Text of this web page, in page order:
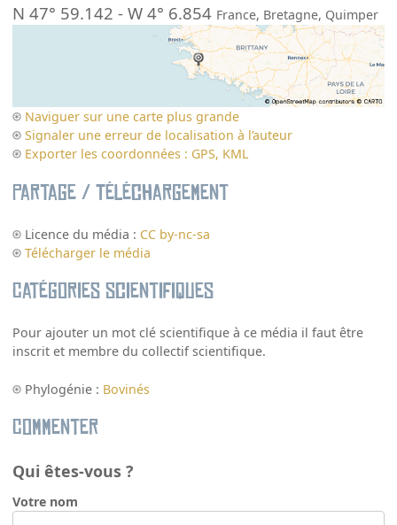
N 47° 59.142 -W 4° 6.854 France, Bretagne, Quimper
Naviguer sur une carte plus grande
Signaler une erreur de localisation à l’auteur
Exporter les coordonnées : GPS, KML
Partage / Téléchargement
Licence du média : CC by-nc-sa
Télécharger le média
Catégories scientifiques
Pour ajouter un mot clé scientifique à ce média il faut être
inscrit et membre du collectif scientifique.
Phylogénie : Bovinés
Commenter
Qui êtes-vous ?
Votre nom